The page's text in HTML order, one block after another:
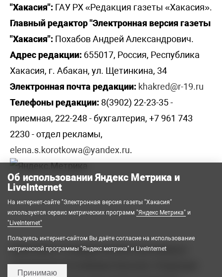
"Хакасия": ГАУ РХ «Редакция газеты «Хакасия».
Главный редактор "Электронная версия газеты
"Хакасия": Похабов Андрей Александрович.
Адрес редакции: 655017, Россия, Республика
Хакасия, г. Абакан, ул. Щетинкина, 34
Электронная почта редакции: khakred@r-19.ru
Телефоны редакции: 8(3902) 22-23-35 -
приемная, 222-248 - бухгалтерия, +7 961 743
2230 - отдел рекламы,
elena.s.korotkowa@yandex.ru.
2008-2026 © Государственное автономное
учреждение Республики Хакасия «Редакция
Об использовании Яндекс Метрика и
LiveInternet
На интернет-сайте "Электронная версия газеты "Хакасия"
используется сервис метрических программ "Яндекс Метрика" и
"LiveInternet"
Пользуясь интернет-сайтом Вы даёте согласие на использование
метрической программы "Яндекс метрика" и LiveInternet
Принимаю